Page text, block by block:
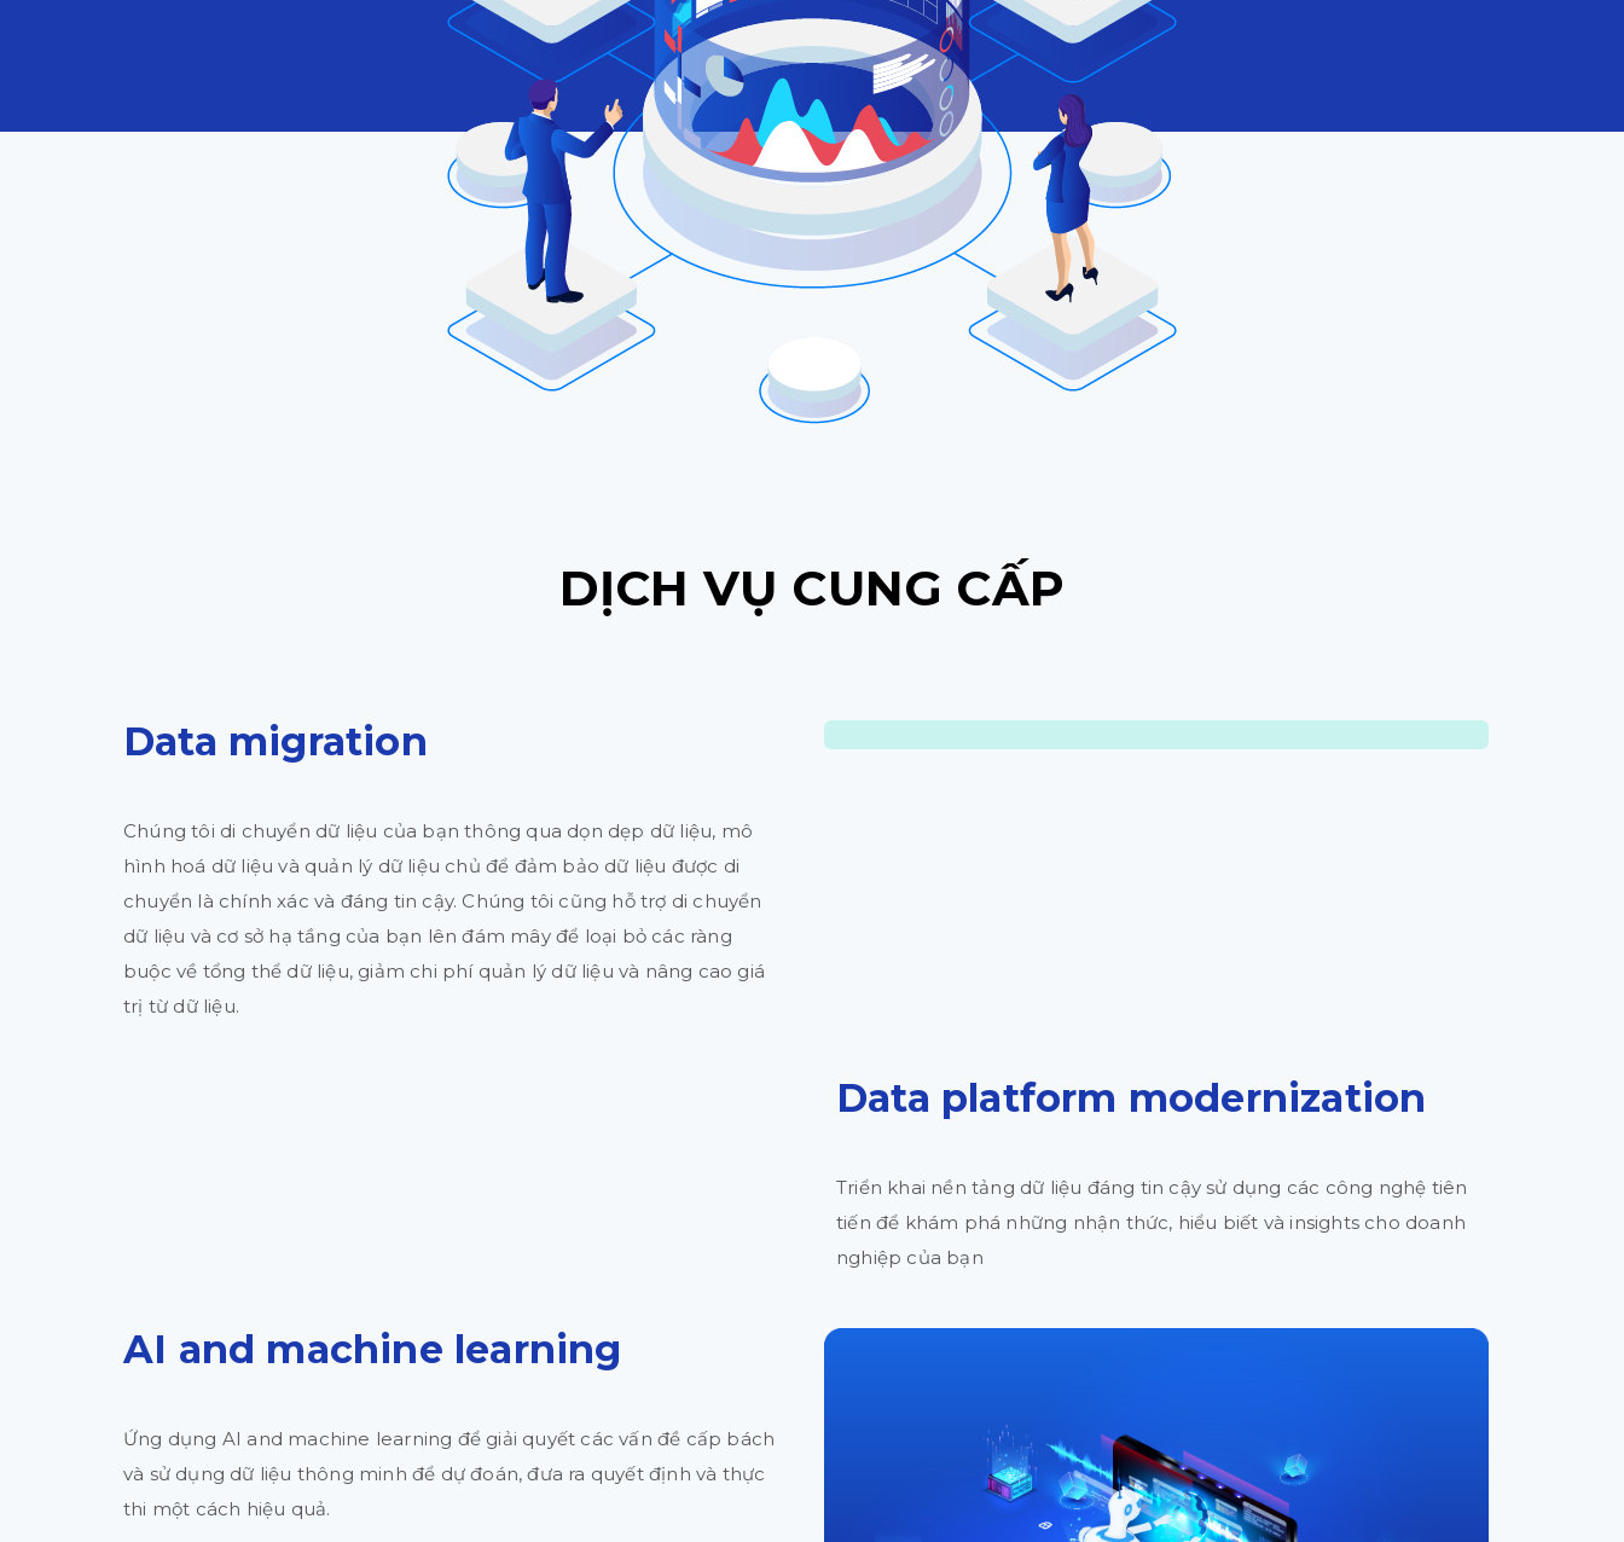
DỊCH VỤ CUNG CẤP
Data migration
Chúng tôi di chuyển dữ liệu của bạn thông qua dọn dẹp dữ liệu, mô
hình hoá dữ liệu và quản lý dữ liệu chủ để đảm bảo dữ liệu được di
chuyển là chính xác và đáng tin cậy. Chúng tôi cũng hỗ trợ di chuyển
dữ liệu và cơ sở hạ tầng của bạn lên đám mây để loại bỏ các ràng
buộc về tổng thể dữ liệu, giảm chi phí quản lý dữ liệu và nâng cao giá
trị từ dữ liệu.
Data platform modernization
Triển khai nền tảng dữ liệu đáng tin cậy sử dụng các công nghệ tiên
tiến để khám phá những nhận thức, hiểu biết và insights cho doanh
nghiệp của bạn
AI and machine learning
Ứng dụng AI and machine learning để giải quyết các vấn đề cấp bách
và sử dụng dữ liệu thông minh để dự đoán, đưa ra quyết định và thực
thi một cách hiệu quả.